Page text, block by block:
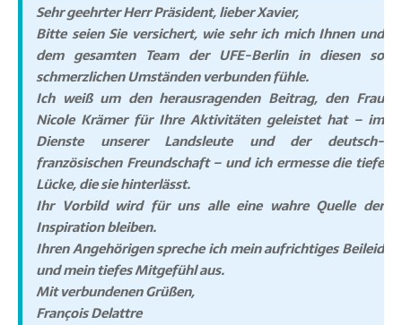
Sehr geehrter Herr Präsident, lieber Xavier,
Bitte seien Sie versichert, wie sehr ich mich Ihnen und
dem gesamten Team der UFE-Berlin in diesen so
schmerzlichen Umständen verbunden fühle.
Ich weiß um den herausragenden Beitrag, den Frau
Nicole Krämer für Ihre Aktivitäten geleistet hat – im
Dienste unserer Landsleute und der deutsch-
französischen Freundschaft – und ich ermesse die tiefe
Lücke, die sie hinterlässt.
Ihr Vorbild wird für uns alle eine wahre Quelle der
Inspiration bleiben.
Ihren Angehörigen spreche ich mein aufrichtiges Beileid
und mein tiefes Mitgefühl aus.
Mit verbundenen Grüßen,
François Delattre